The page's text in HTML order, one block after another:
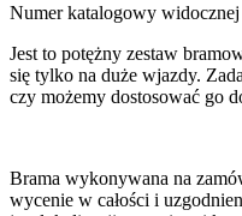
Numer katalogowy
Jest to potężny zestaw
się tylko na duże wjazdy.
czy możemy dostosować go
Brama wykonywana na
wycenie w całości i